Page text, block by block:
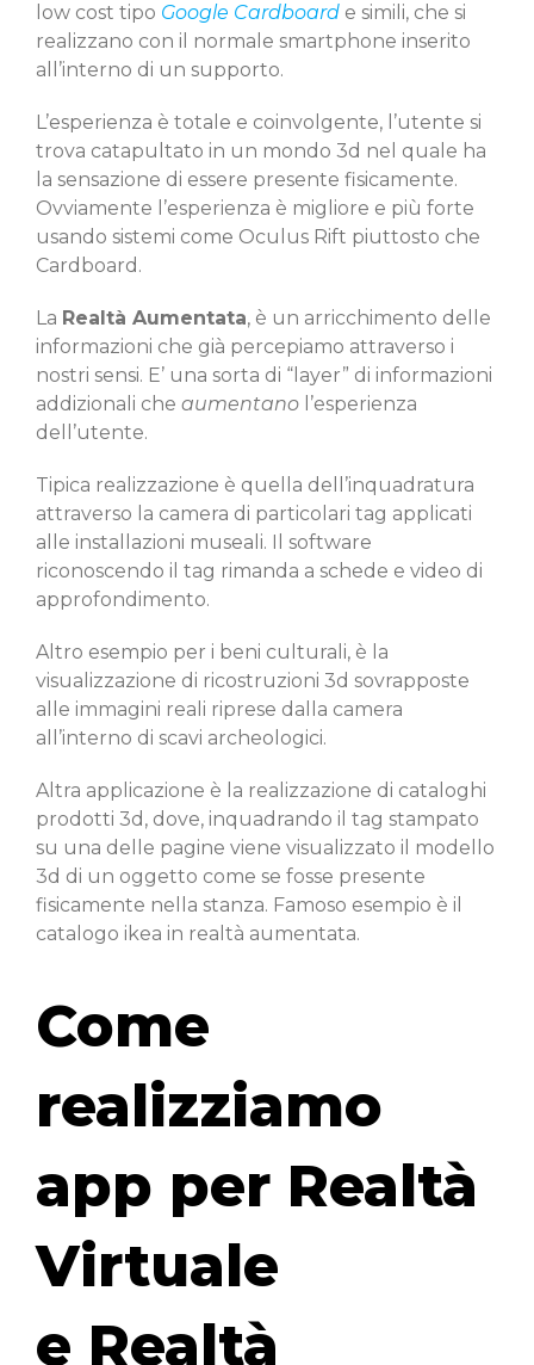
low cost tipo Google Cardboard e simili, che si
realizzano con il normale smartphone inserito
all’interno di un supporto.
L’esperienza è totale e coinvolgente, l’utente si
trova catapultato in un mondo 3d nel quale ha
la sensazione di essere presente fisicamente.
Ovviamente l’esperienza è migliore e più forte
usando sistemi come Oculus Rift piuttosto che
Cardboard.
La Realtà Aumentata, è un arricchimento delle
informazioni che già percepiamo attraverso i
nostri sensi. E’ una sorta di “layer” di informazioni
addizionali che aumentano l’esperienza
dell’utente.
Tipica realizzazione è quella dell’inquadratura
attraverso la camera di particolari tag applicati
alle installazioni museali. Il software
riconoscendo il tag rimanda a schede e video di
approfondimento.
Altro esempio per i beni culturali, è la
visualizzazione di ricostruzioni 3d sovrapposte
alle immagini reali riprese dalla camera
all’interno di scavi archeologici.
Altra applicazione è la realizzazione di cataloghi
prodotti 3d, dove, inquadrando il tag stampato
su una delle pagine viene visualizzato il modello
3d di un oggetto come se fosse presente
fisicamente nella stanza. Famoso esempio è il
catalogo ikea in realtà aumentata.
Come
realizziamo
app per Realtà
Virtuale
e Realtà